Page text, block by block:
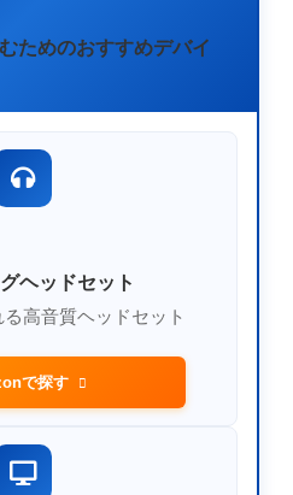
ためのおすすめデバイ
ヘッドセット
高音質ヘッドセット
で探す